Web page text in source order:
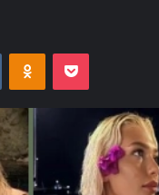
VKontakteOdnoklassniki
Pocket